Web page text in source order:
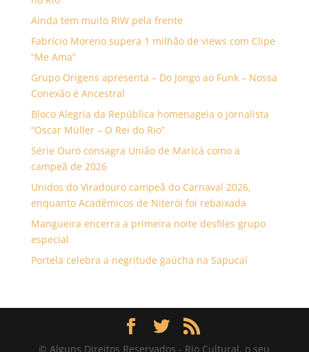
Ainda tem muito RIW pela frente
Fabrício Moreno supera 1 milhão de views com Clipe
“Me Ama”
Grupo Origens apresenta – Do Jongo ao Funk – Nossa
Conexão é Ancestral
Bloco Alegria da República homenageia o jornalista
“Oscar Müller – O Rei do Rio”
Série Ouro consagra União de Maricá como a
campeã de 2026
Unidos do Viradouro campeã do Carnaval 2026,
enquanto Acadêmicos de Niterói foi rebaixada
Mangueira encerra a primeira noite desfiles grupo
especial
Portela celebra a negritude gaúcha na Sapucaí
© Alguns Direitos Reservados - Rio Cultural, o seu